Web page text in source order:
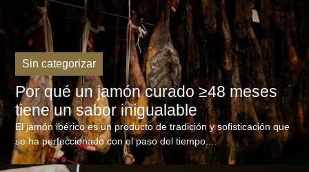
Sin categorizar
Por qué un jamón curado ≥48 meses
tiene un sabor inigualable
El jamón ibérico es un producto de tradición y sofisticación que
se ha perfeccionado con el paso del tiempo....